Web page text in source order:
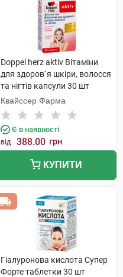
Doppel herz aktiv Вітаміни
для здоров`я шкіри, волосся
та нігтів капсули 30 шт
Квайссер Фарма
Є в наявності
від 388.00 грн
КУПИТИ
Гіалуронова кислота Супер
Форте таблетки 30 шт